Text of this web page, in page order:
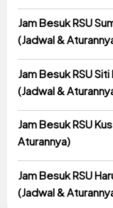
Jam Besuk RSU
(Jadwal &
Jam Besuk RSU
(Jadwal &
Jam Besuk RSU
Aturannya)
Jam Besuk RSU
(Jadwal &